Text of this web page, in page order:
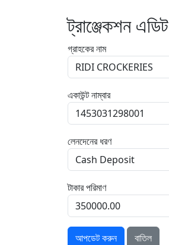
ট্রাঞ্জেকশন এডিট
গ্রাহকের নাম
একাউন্ট নাম্বার
লেনদেনের ধরণ
টাকার পরিমাণ
আপডেট করুন বাতিল